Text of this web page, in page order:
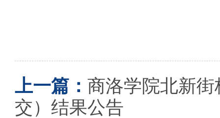
上一篇： 商洛学院北新
交）结果公告